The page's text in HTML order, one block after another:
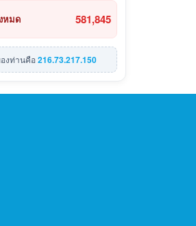
หมด 581,845
งท่านคือ216.73.217.150